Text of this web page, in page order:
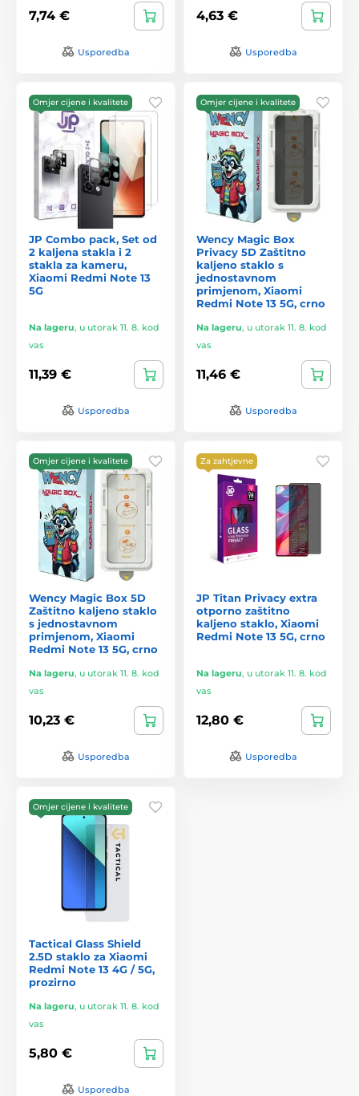
7,74 €
Usporedba
4,63 €
Usporedba
Omjer cijene i kvalitete
JP Combo pack, Set od
2 kaljena stakla i 2
stakla za kameru,
Xiaomi Redmi Note 13
5G
Na lageru, u utorak 11. 8. kod
vas
11,39 €
Usporedba
Omjer cijene i kvalitete
Wency Magic Box
Privacy 5D Zaštitno
kaljeno staklo s
jednostavnom
primjenom, Xiaomi
Redmi Note 13 5G, crno
Na lageru, u utorak 11. 8. kod
vas
11,46 €
Usporedba
Omjer cijene i kvalitete
Wency Magic Box 5D
Zaštitno kaljeno staklo
s jednostavnom
primjenom, Xiaomi
Redmi Note 13 5G, crno
Na lageru, u utorak 11. 8. kod
vas
10,23 €
Usporedba
Za zahtjevne
JP Titan Privacy extra
otporno zaštitno
kaljeno staklo, Xiaomi
Redmi Note 13 5G, crno
Na lageru, u utorak 11. 8. kod
vas
12,80 €
Usporedba
Omjer cijene i kvalitete
Tactical Glass Shield
2.5D staklo za Xiaomi
Redmi Note 13 4G / 5G,
prozirno
Na lageru, u utorak 11. 8. kod
vas
5,80 €
Usporedba